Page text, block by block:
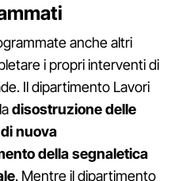
anche altri
i propri interventi di
Il dipartimento Lavori
disostruzione delle
nuova
della segnaletica
. Mentre il dipartimento